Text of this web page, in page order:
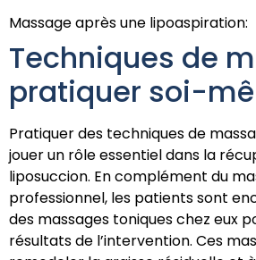
Massage après une lipoaspiration:
Techniques de
pratiquer soi-
Pratiquer des techniques de
jouer un rôle essentiel dans la
liposuccion. En complément du
professionnel, les patients sont
des massages toniques chez eux
résultats de l’intervention. Ces